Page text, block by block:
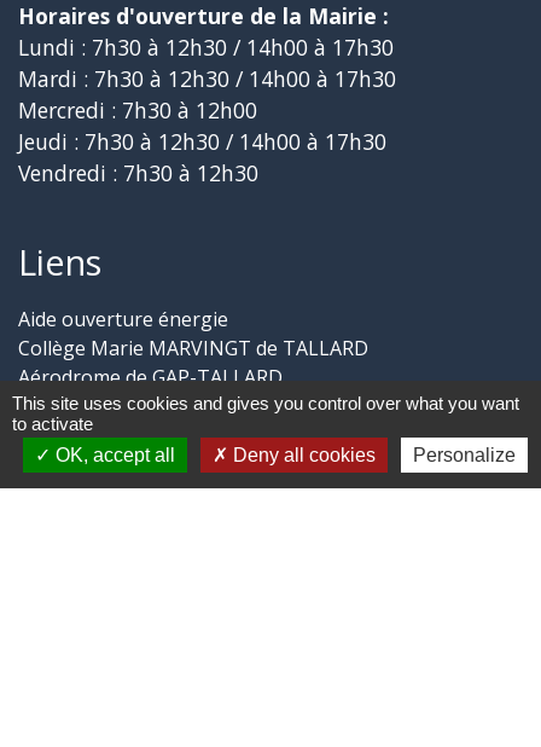
Horaires d'ouverture de la Mairie :
Lundi : 7h30 à 12h30 / 14h00 à 17h30
Mardi : 7h30 à 12h30 / 14h00 à 17h30
Mercredi : 7h30 à 12h00
Jeudi : 7h30 à 12h30 / 14h00 à 17h30
Vendredi : 7h30 à 12h30
Liens
Aide ouverture énergie
Collège Marie MARVINGT de TALLARD
Aérodrome de GAP-TALLARD
Trail des Balcons de CHÂTEAUVIEUX
Aide ouverture gaz
Jumelages
This site uses cookies and gives you control over what you want
to activate
OK, accept all
Deny all cookies Personalize